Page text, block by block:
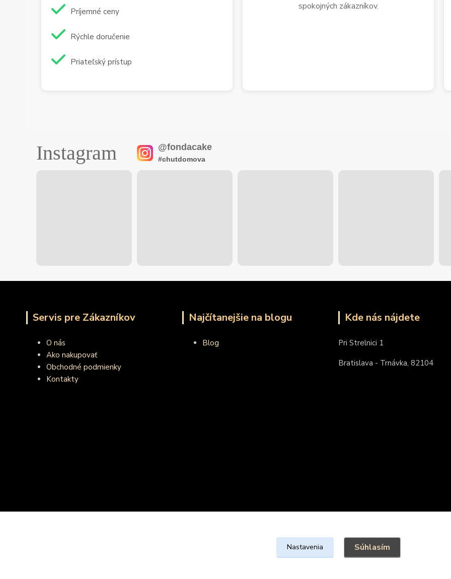
Príjemné ceny
Rýchle doručenie
Priateľský prístup
spokojných zákazníkov.
Instagram @fondacake
#chutdomova
Servis pre Zákazníkov
O nás
Ako nakupovať
Obchodné podmienky
Kontakty
Najčítanejšie na blogu
Blog
Kde nás nájdete
Pri Strelnici 1
Bratislava - Trnávka, 82104
Nastavenia Súhlasím